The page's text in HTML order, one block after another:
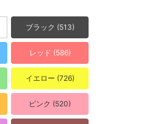
ブラック (513)
レッド (586)
イエロー (726)
ピンク (520)